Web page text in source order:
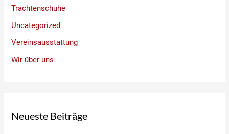
Trachtenschuhe
Uncategorized
Vereinsausstattung
Wir über uns
Neueste Beiträge